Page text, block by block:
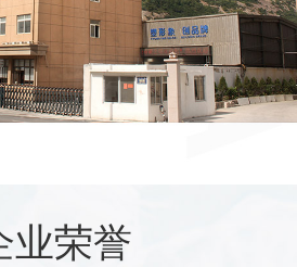
业荣誉